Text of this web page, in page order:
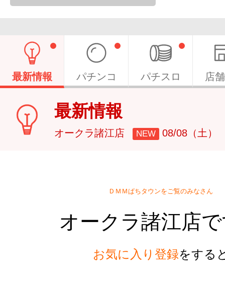
最新情報 パチンコ パチスロ 店
最新情報
オークラ諸江店 NEW 08/08（土）
ＤＭＭぱちタウンをご覧のみなさん
オークラ諸江店
お気に入り登録をする